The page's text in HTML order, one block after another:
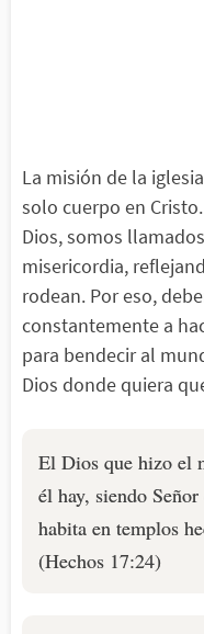
La misión de la
solo cuerpo en
Dios, somos
misericordia,
rodean. Por eso,
constantemente a
para bendecir al
Dios donde quiera
El Dios que hizo el
él hay, siendo
habita en templos
(Hechos 17:24)